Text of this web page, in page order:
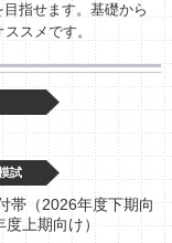
指せます。基礎から
スメです。
試
帯（2026年度下期向
度上期向け）